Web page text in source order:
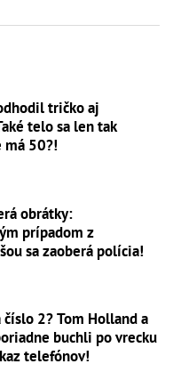
tričko aj
telo sa len tak
má 50?!
obrátky:
prípadom z
sa zaoberá polícia!
číslo 2? Tom Holland a
buchli po vrecku
telefónov!